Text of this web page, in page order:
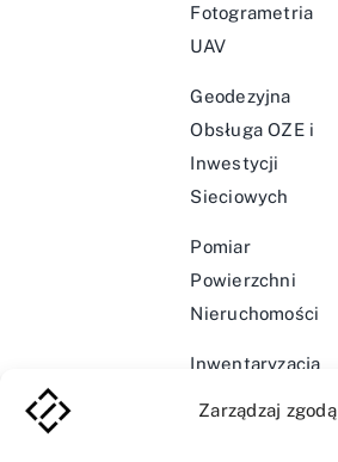
Zarządzaj zgodą
Fotogrametria
UAV
Geodezyjna
Obsługa OZE i
Inwestycji
Sieciowych
Pomiar
Powierzchni
Nieruchomości
Inwentaryzacja